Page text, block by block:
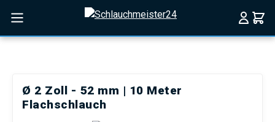
Zum Hauptinhalt springen
Ø 2 Zoll - 52 mm | 10 Meter
Flachschlauch